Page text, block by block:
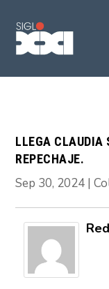
LLEGA CLAUDIA
REPECHAJE.
Sep 30, 2024 |